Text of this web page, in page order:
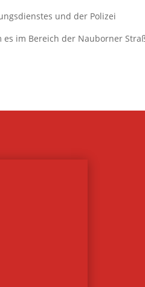
und der Polizei
es im Bereich der Nauborner